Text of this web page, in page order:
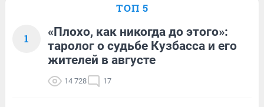
ТОП 5
1
«Плохо, как никогда до этого»:
таролог о судьбе Кузбасса и его
жителей в августе
14 728 17